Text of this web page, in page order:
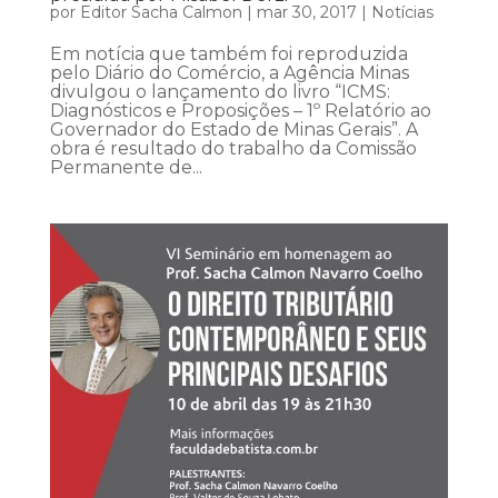
por Editor Sacha Calmon | mar 30, 2017 | Notícias
Em notícia que também foi reproduzida
pelo Diário do Comércio, a Agência Minas
divulgou o lançamento do livro “ICMS:
Diagnósticos e Proposições – 1º Relatório ao
Governador do Estado de Minas Gerais”. A
obra é resultado do trabalho da Comissão
Permanente de...